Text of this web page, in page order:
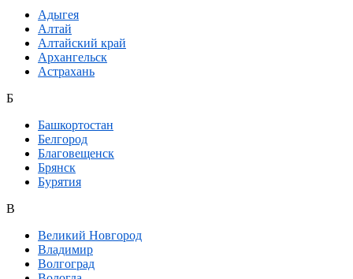
Адыгея
Алтай
Алтайский край
Архангельск
Астрахань
Б
Башкортостан
Белгород
Благовещенск
Брянск
Бурятия
В
Великий Новгород
Владимир
Волгоград